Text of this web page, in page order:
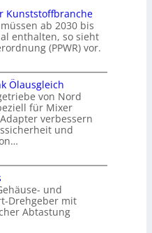
Kunststoffbranche
ab 2030 bis
enthalten, so sieht
(PPWR) vor.
Ölausgleich
von Nord
für Mixer
verbessern
und
und
Drehgeber mit
Abtastung